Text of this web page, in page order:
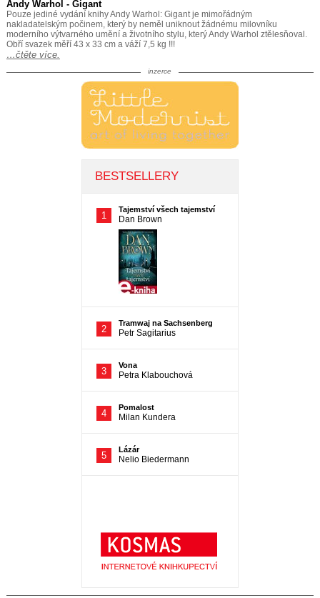
Andy Warhol - Gigant
Pouze jediné vydání knihy Andy Warhol: Gigant je mimořádným
nakladatelským počinem, který by neměl uniknout žádnému milovníku
moderního výtvarného umění a životního stylu, který Andy Warhol ztělesňoval.
Obří svazek měří 43 x 33 cm a váží 7,5 kg !!!
…čtěte více.
inzerce